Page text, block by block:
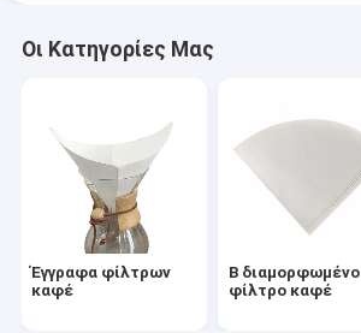
Εξαρτήματα φίλτρων καφέ
Έγγραφο φίλτρων πετρελαίου
Χαρτί φριτέζας αέρα
Οι Κατηγορίες Μας
Έγγραφα φίλτρων
καφέ
Β διαμορφωμένο
φίλτρο καφέ